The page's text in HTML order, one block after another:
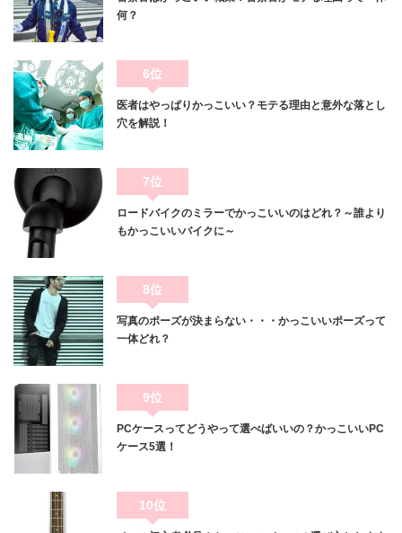
何？
6位
医者はやっぱりかっこいい？モテる理由と意外な落とし
穴を解説！
7位
ロードバイクのミラーでかっこいいのはどれ？～誰より
もかっこいいバイクに～
8位
写真のポーズが決まらない・・・かっこいいポーズって
一体どれ？
9位
PCケースってどうやって選べばいいの？かっこいいPC
ケース5選！
10位